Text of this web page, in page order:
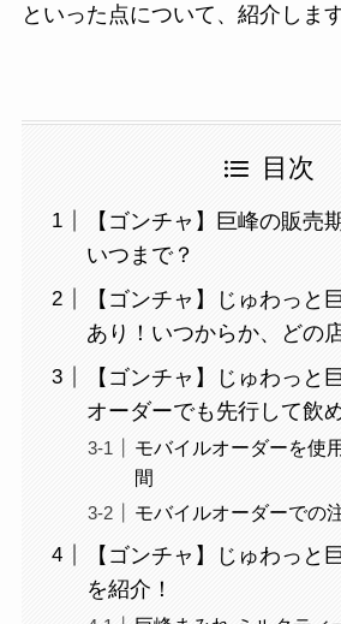
といった点について、紹介します
目次
【ゴンチャ】巨峰の販売
いつまで？
【ゴンチャ】じゅわっと
あり！いつからか、どの
【ゴンチャ】じゅわっと
オーダーでも先行して飲
モバイルオーダーを使
間
モバイルオーダーでの
【ゴンチャ】じゅわっと
を紹介！